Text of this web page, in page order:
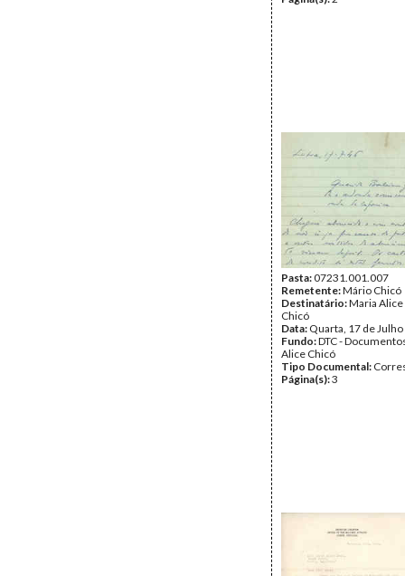
Pasta:07231.001.007
Remetente:Mário Chicó
Destinatário:Maria Alice
Chicó
Data: Quarta, 17 de
Fundo:DTC -
Alice Chicó
Tipo Documental:
Página(s):3